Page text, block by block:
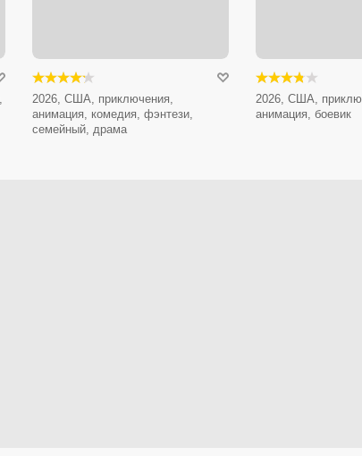
2026, США, приключения,
анимация, комедия, фэнтези,
семейный, драма
2026, США,
анимация, боевик